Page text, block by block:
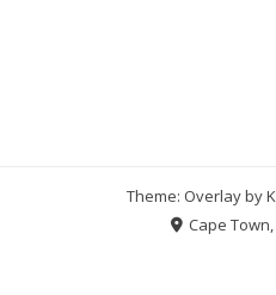
Theme: Overlay by
Cape